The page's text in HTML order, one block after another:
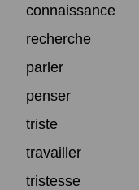
connaissance
recherche
parler
penser
triste
travailler
tristesse